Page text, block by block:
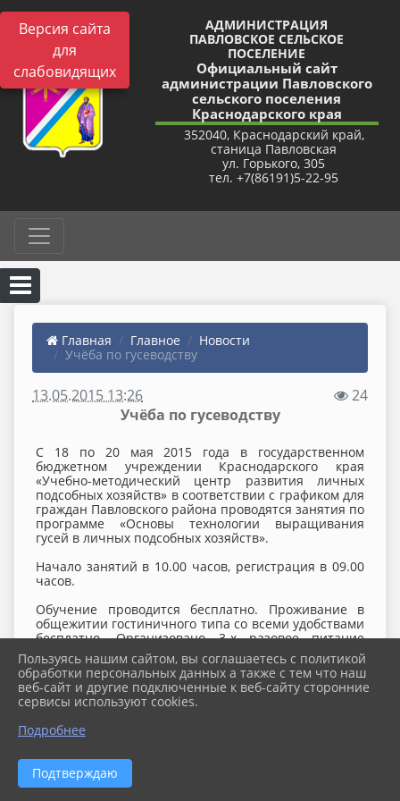
Версия сайта
для
слабовидящих
АДМИНИСТРАЦИЯ
ПАВЛОВСКОЕ СЕЛЬСКОЕ
ПОСЕЛЕНИЕ
Официальный сайт
администрации Павловского
сельского поселения
Краснодарского края
352040, Краснодарский край,
станица Павловская
ул. Горького, 305
тел. +7(86191)5-22-95
Главная Главное
Новости
Учёба по гусеводству
13.05.2015 13:26
24
Учёба по гусеводству
С 18 по 20 мая 2015 года в государственном
бюджетном учреждении Краснодарского края
«Учебно-методический центр развития личных
подсобных хозяйств» в соответствии с графиком для
граждан Павловского района проводятся занятия по
программе «Основы технологии выращивания
гусей в личных подсобных хозяйств».
Начало занятий в 10.00 часов, регистрация в 09.00
часов.
Обучение проводится бесплатно. Проживание в
общежитии гостиничного типа со всеми удобствами
бесплатно. Организовано 3-х разовое питание
стоимостью 210 рублей в сутки. По окончании
учёбы выдается удостоверение и сертификат
государственного образца.
За справками обращаться с 8.00 до 16.00 по тел. 5-
21-62.
Пользуясь нашим сайтом, вы соглашаетесь с политикой
обработки персональных данных а также с тем что наш
веб-сайт и другие подключенные к веб-сайту сторонние
сервисы используют cookies.
Подробнее
Подтверждаю